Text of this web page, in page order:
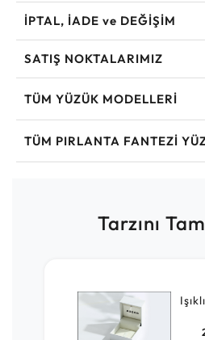
İPTAL, İADE ve DEĞİŞİM
SATIŞ NOKTALARIMIZ
TÜM YÜZÜK MODELLERI
TÜM PIRLANTA FANTEZI
Tarzını